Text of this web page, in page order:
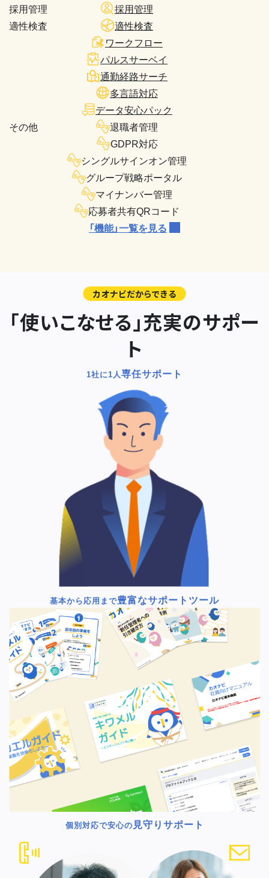
採用管理
採用管理
適性検査
適性検査
その他
ワークフロー
パルスサーベイ
通勤経路サーチ
多言語対応
データ安心パック
退職者管理
GDPR対応
シングルサインオン管理
グループ戦略ポータル
マイナンバー管理
応募者共有QRコード
「機能」一覧を見る
カオナビだからできる
「使いこなせる」充実のサポー
ト
1社に1人専任サポート
基本から応用まで豊富なサポートツール
個別対応で安心の 見守りサポート